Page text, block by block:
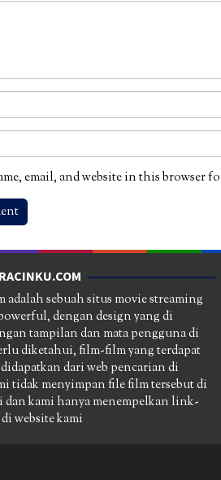
email, and website in this browser
adalah sebuah situs movie streaming
dengan design yang di
tampilan dan mata pengguna di
diketahui, film-film yang terdapat
dari web pencarian di
tidak menyimpan file film tersebut di
dan kami hanya menempelkan link-
website kami